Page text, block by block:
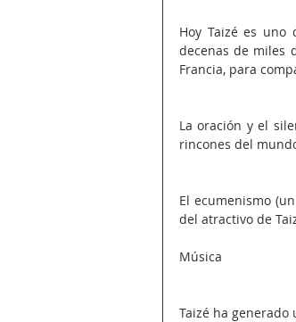
Hoy Taizé es
decenas de miles
Francia, para
La oración y el
rincones del
El ecumenismo
del atractivo de
Música
Taizé ha